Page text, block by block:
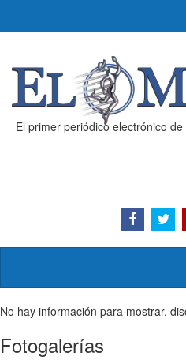
El primer periódico electrónico
No hay información para mostrar,
Fotogalerías